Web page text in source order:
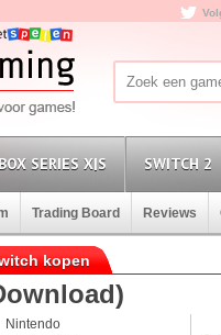
SERIES X|S SWITCH 2
Trading Board Reviews
kopen
Nintendo